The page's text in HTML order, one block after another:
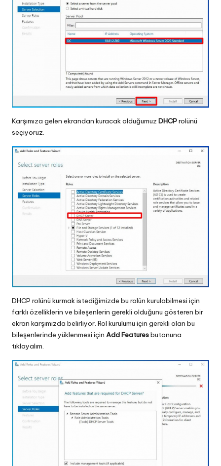
Karşımıza gelen ekrandan kuracak olduğumuz DHCProlünü
seçiyoruz.
DHCP rolünü kurmak istediğimizde bu rolün kurulabilmesi için
farklı özelliklerin ve bileşenlerin gerekli olduğunu gösteren bir
ekran karşımızda belirliyor. Rol kurulumu için gerekli olan bu
bileşenlerinde yüklenmesi için Add Featuresbutonuna
tıklayalım.